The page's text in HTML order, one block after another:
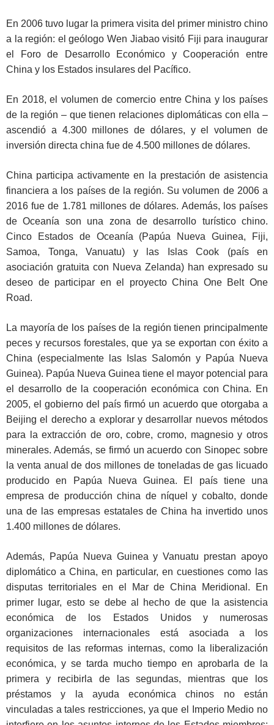
En 2006 tuvo lugar la primera visita del primer ministro chino
a la región: el geólogo Wen Jiabao visitó Fiji para inaugurar
el Foro de Desarrollo Económico y Cooperación entre
China y los Estados insulares del Pacífico.
En 2018, el volumen de comercio entre China y los países
de la región – que tienen relaciones diplomáticas con ella –
ascendió a 4.300 millones de dólares, y el volumen de
inversión directa china fue de 4.500 millones de dólares.
China participa activamente en la prestación de asistencia
financiera a los países de la región. Su volumen de 2006 a
2016 fue de 1.781 millones de dólares. Además, los países
de Oceanía son una zona de desarrollo turístico chino.
Cinco Estados de Oceanía (Papúa Nueva Guinea, Fiji,
Samoa, Tonga, Vanuatu) y las Islas Cook (país en
asociación gratuita con Nueva Zelanda) han expresado su
deseo de participar en el proyecto China One Belt One
Road.
La mayoría de los países de la región tienen principalmente
peces y recursos forestales, que ya se exportan con éxito a
China (especialmente las Islas Salomón y Papúa Nueva
Guinea). Papúa Nueva Guinea tiene el mayor potencial para
el desarrollo de la cooperación económica con China. En
2005, el gobierno del país firmó un acuerdo que otorgaba a
Beijing el derecho a explorar y desarrollar nuevos métodos
para la extracción de oro, cobre, cromo, magnesio y otros
minerales. Además, se firmó un acuerdo con Sinopec sobre
la venta anual de dos millones de toneladas de gas licuado
producido en Papúa Nueva Guinea. El país tiene una
empresa de producción china de níquel y cobalto, donde
una de las empresas estatales de China ha invertido unos
1.400 millones de dólares.
Además, Papúa Nueva Guinea y Vanuatu prestan apoyo
diplomático a China, en particular, en cuestiones como las
disputas territoriales en el Mar de China Meridional. En
primer lugar, esto se debe al hecho de que la asistencia
económica de los Estados Unidos y numerosas
organizaciones internacionales está asociada a los
requisitos de las reformas internas, como la liberalización
económica, y se tarda mucho tiempo en aprobarla de la
primera y recibirla de las segundas, mientras que los
préstamos y la ayuda económica chinos no están
vinculadas a tales restricciones, ya que el Imperio Medio no